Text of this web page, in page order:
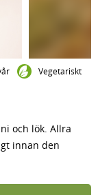
Vegetariskt
och lök. Allra
innan den